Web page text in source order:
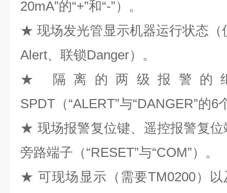
20mA”的“+”和“-”）。
★ 现场发光管显示机器运行状态（
Alert、联锁Danger）。
★ 隔离的两级报警的
SPDT（“ALERT”与“DANGER”的6
★ 现场报警复位键、遥控报警复位
旁路端子（“RESET”与“COM”）。
★ 可现场显示（需要TM0200）